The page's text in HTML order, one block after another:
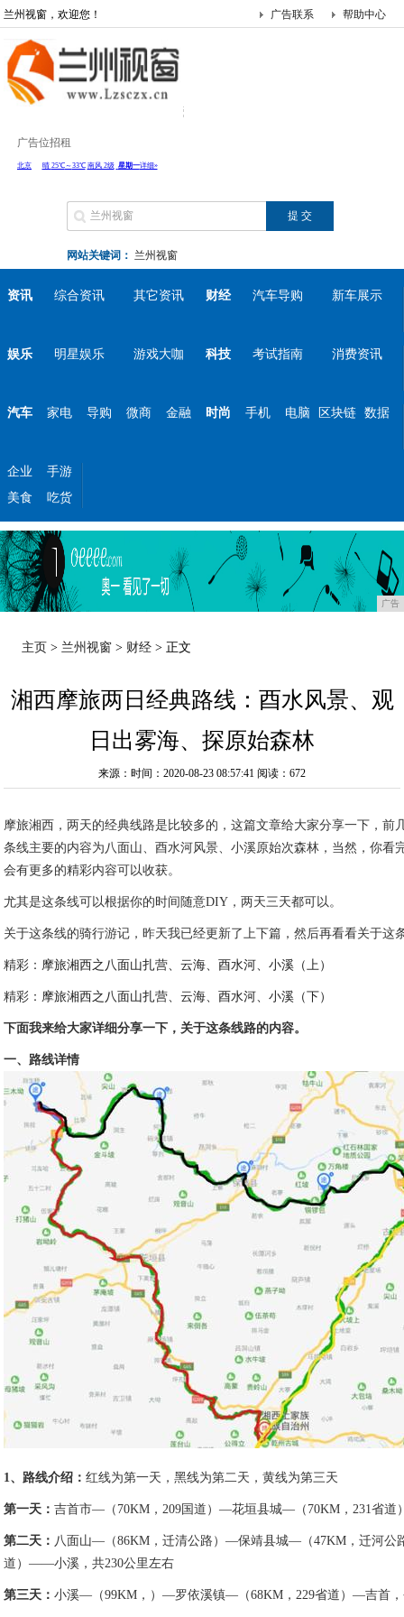
兰州视窗，欢迎您！ 帮助中心
广告联系
广告位招租
网站关键词： 兰州视窗
资讯 综合资讯 其它资讯 财经 汽车导购 新车展示
娱乐 明星娱乐 游戏大咖 科技 考试指南 消费资讯
汽车 家电 导购 微商 金融 时尚 手机 电脑 区块链 数据
企业
手游
美食
吃货
广告
主页 > 兰州视窗 > 财经 > 正文
湘西摩旅两日经典路线：酉水风景、观
日出雾海、探原始森林
来源：时间：2020-08-23 08:57:41 阅读：672
摩旅湘西，两天的经典线路是比较多的，这篇文章给大家分享一下，前
条线主要的内容为八面山、酉水河风景、小溪原始次森林，当然，你看
会有更多的精彩内容可以收获。
尤其是这条线可以根据你的时间随意DIY，两天三天都可以。
关于这条线的骑行游记，昨天我已经更新了上下篇，然后再看看关于这
精彩： 摩旅湘西之八面山扎营、云海、酉水河、小溪（上）
精彩： 摩旅湘西之八面山扎营、云海、酉水河、小溪（下）
下面我来给大家详细分享一下，关于这条线路的内容。
一、路线详情
1、路线介绍：红线为第一天，黑线为第二天，黄线为第三天
第一天：吉首市—（70KM，209国道）—花垣县城—（70KM，231省道
第二天： 八面山—（86KM，迁清公路）—保靖县城—（47KM，迁河
道）——小溪，共230公里左右
第三天：小溪—（99KM，）—罗依溪镇—（68KM，229省道）—吉首，